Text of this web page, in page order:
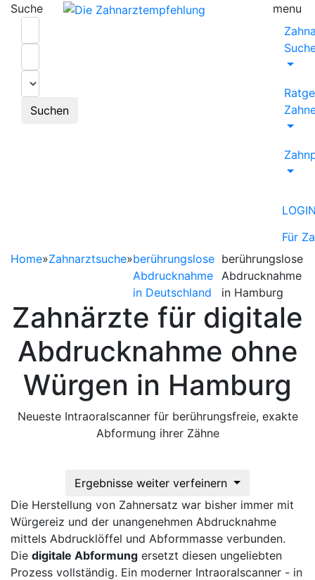
Suche
Suchen
menu
Für
Home»Zahnarztsuche»berührungslose
Abdrucknahme
in Deutschland
berührungslose
Abdrucknahme
in Hamburg
Zahnärzte für digitale
Abdrucknahme ohne
Würgen in Hamburg
Neueste Intraoralscanner für berührungsfreie, exakte
Abformung ihrer Zähne
Ergebnisse weiter verfeinern
Die Herstellung von Zahnersatz war bisher immer mit
Würgereiz und der unangenehmen Abdrucknahme
mittels Abdrucklöffel und Abformmasse verbunden.
Die digitale Abformung ersetzt diesen ungeliebten
Prozess vollständig. Ein moderner Intraoralscanner - in